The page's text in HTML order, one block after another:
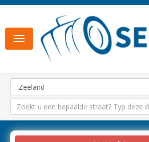
Toggle
navigation